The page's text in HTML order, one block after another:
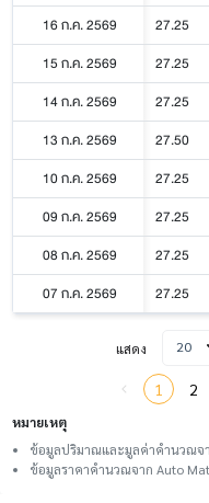
16 ก.ค. 2569
27.25
15 ก.ค. 2569
27.25
14 ก.ค. 2569
27.25
13 ก.ค. 2569
27.50
10 ก.ค. 2569
27.25
09 ก.ค. 2569
27.25
08 ก.ค. 2569
27.25
07 ก.ค. 2569
27.25
แสดง 20
1 2
หมายเหตุ
ข้อมูลปริมาณและมูลค่าคำนวณจ
ข้อมูลราคาคำนวณจาก Auto